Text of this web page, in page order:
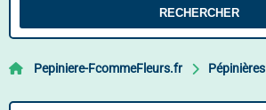
RECHERCHER
Pepiniere-FcommeFleurs.fr Pépinières